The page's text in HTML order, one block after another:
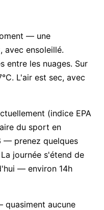
— une
avec ensoleillé.
entre les nuages. Sur
L'air est sec, avec
(indice EPA
du sport en
— prenez quelques
journée s'étend de
— environ 14h
quasiment aucune